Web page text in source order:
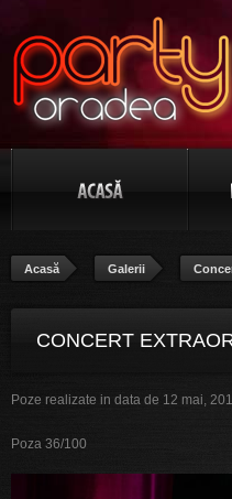
Acasă Galerii
CONCERT
Poze realizate in data de 12 mai,
Poza 36/100